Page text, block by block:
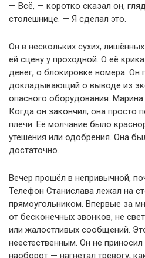
— Всё, — коротко сказал он,
столешнице. — Я сделал это.
Он в нескольких сухих,
ей сцену у проходной. О её
денег, о блокировке номера. Он
докладывающий о выводе из
опасного оборудования. Марина
Когда он закончил, она просто
плечи. Её молчание было
утешения или одобрения. Она
достаточно.
Вечер прошёл в непривычной,
Телефон Станислава лежал на
прямоугольником. Впервые за
от бесконечных звонков, не
или жалостливых сообщений.
неестественным. Он не
наоборот — нагнетал тревогу,